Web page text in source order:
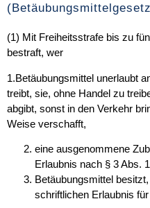
(1) Mit Freiheitsstrafe bis zu
bestraft, wer
1.Betäubungsmittel unerlaubt
treibt, sie, ohne Handel zu
abgibt, sonst in den Verkehr
Weise verschafft,
eine ausgenommene
Erlaubnis nach § 3 Abs.
Betäubungsmittel
schriftlichen Erlaubnis